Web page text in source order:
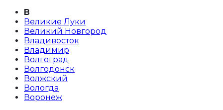
В
Великие Луки
Великий Новгород
Владивосток
Владимир
Волгоград
Волгодонск
Волжский
Вологда
Воронеж